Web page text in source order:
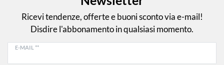
Ricevi tendenze, offerte e buoni sconto via e-mail!
Disdire l'abbonamento in qualsiasi momento.
E-MAIL **